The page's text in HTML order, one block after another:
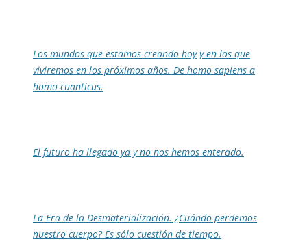
Los mundos que estamos creando hoy y en los que
viviremos en los próximos años. De homo sapiens a
homo cuanticus.
El futuro ha llegado ya y no nos hemos enterado.
La Era de la Desmaterialización. ¿Cuándo perdemos
nuestro cuerpo? Es sólo cuestión de tiempo.